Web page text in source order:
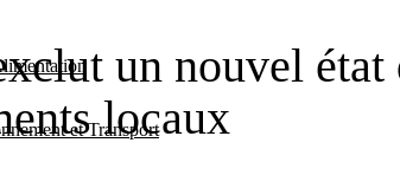
et Transport
un nouvel état
locaux